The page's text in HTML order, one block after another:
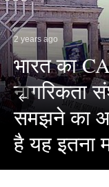
2 years ago
भारत का
नागरिकता
समझने का
है यह इतना